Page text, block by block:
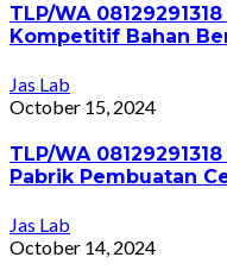
TLP/WA
Kompetitif Bahan
Jas Lab
October 15, 2024
TLP/WA
Pabrik Pembuatan
Jas Lab
October 14, 2024